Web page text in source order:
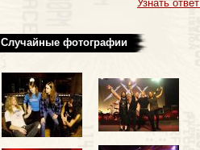
Узнать ответ
Случайные фотографии